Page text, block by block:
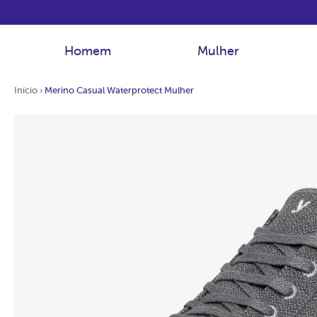
Homem Mulher
Início › Merino Casual Waterprotect Mulher